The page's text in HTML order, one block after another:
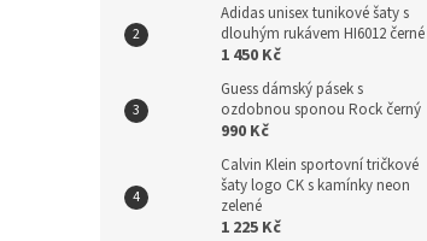
Adidas unisex tunikové šaty s
dlouhým rukávem HI6012 černé
1 450 Kč
Guess dámský pásek s
ozdobnou sponou Rock černý
990 Kč
Calvin Klein sportovní tričkové
šaty logo CK s kamínky neon
zelené
1 225 Kč